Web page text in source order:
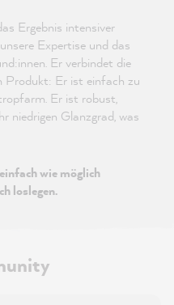
Ergebnis intensiver
Expertise und das
Er verbindet die
Produkt: Er ist einfach zu
Er ist robust,
niedrigen Glanzgrad, was
wie möglich
loslegen.